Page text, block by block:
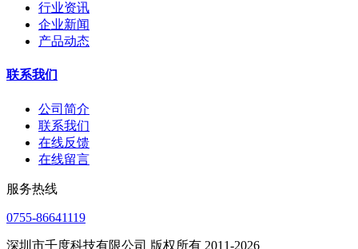
行业资讯
企业新闻
产品动态
联系我们
公司简介
联系我们
在线反馈
在线留言
服务热线
0755-86641119
深圳市千度科技有限公司 版权所有 2011-2026